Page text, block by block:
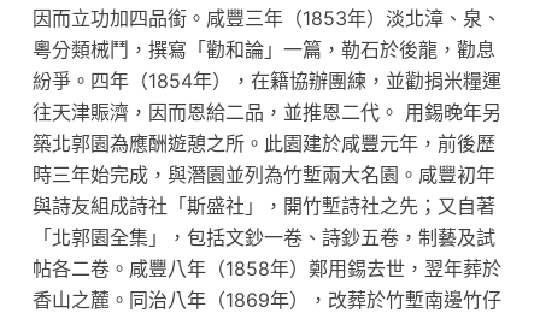
因而立功加四品銜。咸豐三年（1853年）淡北漳、泉、
粵分類械鬥，撰寫「勸和論」一篇，勒石於後龍，勸息
紛爭。四年（1854年），在籍協辦團練，並勸捐米糧運
往天津賑濟，因而恩給二品，並推恩二代。 用錫晚年另
築北郭園為應酬遊憩之所。此園建於咸豐元年，前後歷
時三年始完成，與潛園並列為竹塹兩大名園。咸豐初年
與詩友組成詩社「斯盛社」，開竹塹詩社之先；又自著
「北郭園全集」，包括文鈔一卷、詩鈔五卷，制藝及試
帖各二卷。咸豐八年（1858年）鄭用錫去世，翌年葬於
香山之麓。同治八年（1869年），改葬於竹塹南邊竹仔